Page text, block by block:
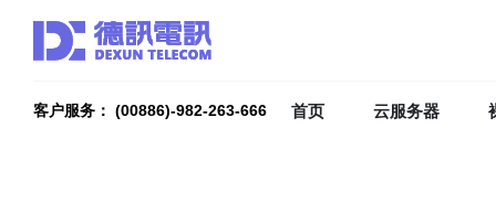
客户服务： (00886)-982-263-666 首页 云服务器